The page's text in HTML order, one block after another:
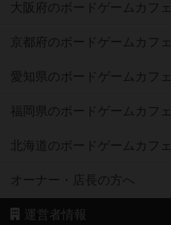
大阪府のボードゲームカフェ
京都府のボードゲームカフェ
愛知県のボードゲームカフェ
福岡県のボードゲームカフェ
北海道のボードゲームカフェ
オーナー・店長の方へ
運営者情報